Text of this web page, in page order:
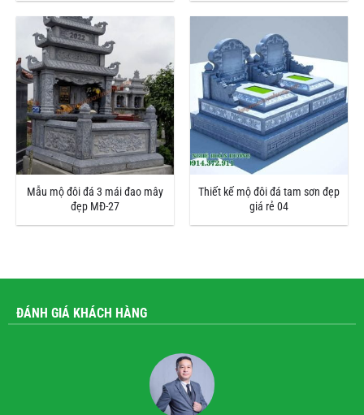
Mẫu mộ đôi đá 3 mái đao mây
đẹp MĐ-27
Thiết kế mộ đôi đá tam sơn đẹp
giá rẻ 04
ĐÁNH GIÁ KHÁCH HÀNG